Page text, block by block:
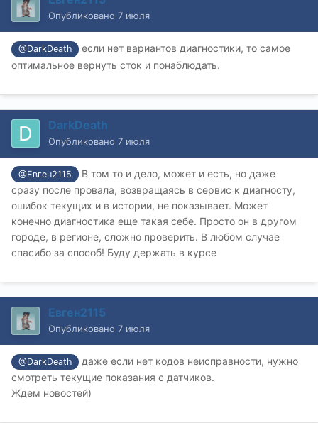
Опубликовано 7 июля
@DarkDeath
если нет вариантов диагностики, то самое
оптимальное вернуть сток и понаблюдать.
DarkDeath
Опубликовано 7 июля
@Евген2115
В том то и дело, может и есть, но даже
сразу после провала, возвращаясь в сервис к диагносту,
ошибок текущих и в истории, не показывает. Может
конечно диагностика еще такая себе. Просто он в другом
городе, в регионе, сложно проверить. В любом случае
спасибо за способ! Буду держать в курсе
Евген2115
Опубликовано 7 июля
@DarkDeath
даже если нет кодов неисправности, нужно
смотреть текущие показания с датчиков.
Ждем новостей)